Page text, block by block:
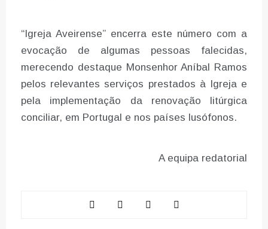
“Igreja Aveirense” encerra este número com a
evocação de algumas pessoas falecidas,
merecendo destaque Monsenhor Aníbal Ramos
pelos relevantes serviços prestados à Igreja e
pela implementação da renovação litúrgica
conciliar, em Portugal e nos países lusófonos.
A equipa redatorial